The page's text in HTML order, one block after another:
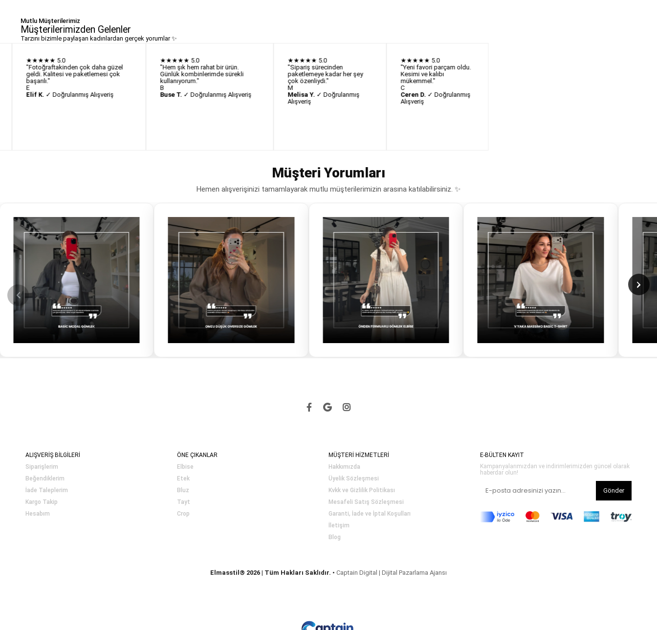
Mutlu Müşterilerimiz
Müşterilerimizden Gelenler
Tarzını bizimle paylaşan kadınlardan gerçek yorumlar ✨
★★★★★ 5.0
"Fotoğraftakinden çok daha güzel
geldi. Kalitesi ve paketlemesi çok
başarılı."
E
Elif K. ✓ Doğrulanmış Alışveriş
★★★★★ 5.0
"Hem şık hem rahat bir ürün.
Günlük kombinlerimde sürekli
kullanıyorum."
B
Buse T. ✓ Doğrulanmış Alışveriş
★★★★★ 5.0
"Sipariş sürecinden
paketlemeye kadar her şey
çok özenliydi."
M
Melisa Y. ✓ Doğrulanmış
Alışveriş
★★★★★ 5.0
"Yeni favori parçam oldu.
Kesimi ve kalıbı
mükemmel."
C
Ceren D. ✓ Doğrulanmış
Alışveriş
Müşteri Yorumları
Hemen alışverişinizi tamamlayarak mutlu müşterilerimizin arasına katılabilirsiniz. ✨
ALIŞVERİŞ BİLGİLERİ
Siparişlerim
Beğendiklerim
İade Taleplerim
Kargo Takip
Hesabım
ÖNE ÇIKANLAR
Elbise
Etek
Bluz
Tayt
Crop
MÜŞTERİ HİZMETLERİ
Hakkımızda
Üyelik Sözleşmesi
Kvkk ve Gizlilik Politikası
Mesafeli Satış Sözleşmesi
Garanti, İade ve İptal Koşulları
İletişim
Blog
E-BÜLTEN KAYIT
Kampanyalarımızdan ve indirimlerimizden güncel olarak
haberdar olun!
Gönder
Elmasstil® 2026 | Tüm Hakları Saklıdır. • Captain Digital | Dijital Pazarlama Ajansı